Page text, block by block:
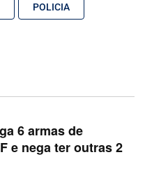
POLICIA